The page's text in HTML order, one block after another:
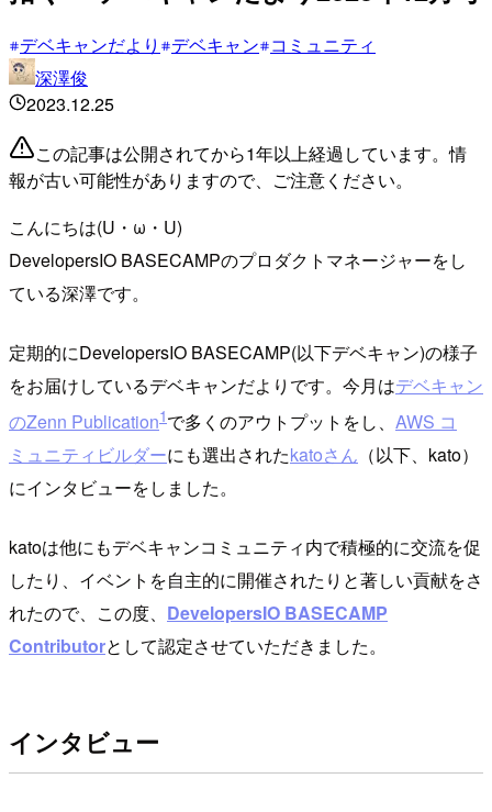
デベキャンだより デベキャン コミュニティ
深澤俊
2023.12.25
この記事は公開されてから1年以上経過しています。情
報が古い可能性がありますので、ご注意ください。
こんにちは(U・ω・U)
DevelopersIO BASECAMPのプロダクトマネージャーをし
ている深澤です。
定期的にDevelopersIO BASECAMP(以下デベキャン)の様子
をお届けしているデベキャンだよりです。今月はデベキャン
のZenn Publication1で多くのアウトプットをし、 AWS コ
ミュニティビルダーにも選出されたkatoさん （以下、kato）
にインタビューをしました。
katoは他にもデベキャンコミュニティ内で積極的に交流を促
したり、イベントを自主的に開催されたりと著しい貢献をさ
れたので、この度、 DevelopersIO BASECAMP
Contributorとして認定させていただきました。
インタビュー